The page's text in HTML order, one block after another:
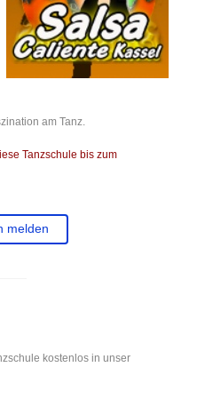
am Tanz.
Tanzschule bis zum
melden
kostenlos in unser